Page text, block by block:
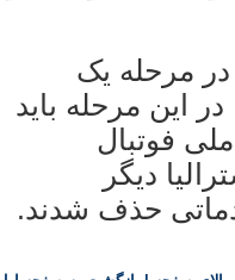
در مرحله يک
اين مرحله بايد
فوتبال
ديگر
حذف شدند.